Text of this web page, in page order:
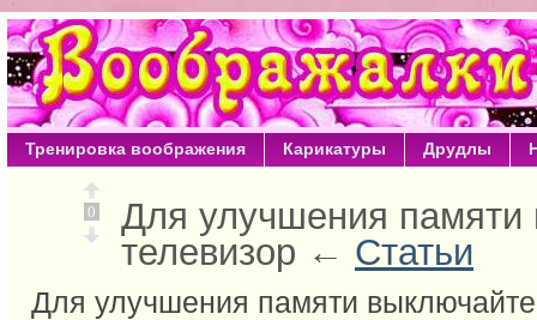
Тренировка воображения Карикатуры Друдлы
0
Для улучшения памяти
телевизор ← Статьи
Для улучшения памяти выключайте